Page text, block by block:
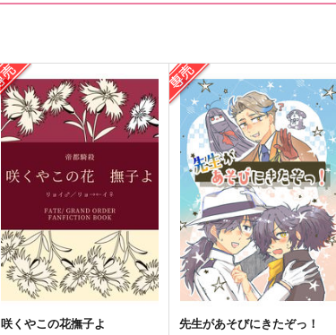
斎藤一と岡田以蔵が共闘する
Owen
（税込）
斎藤一
サンプル 作品詳細
MEMORIES OF ROAD TO T
HE WORLD
March
1,415円（税込）
クロード×ベレス
サンプル 作品詳細
咲くやこの花撫子よ
先生があそびにきたぞっ！